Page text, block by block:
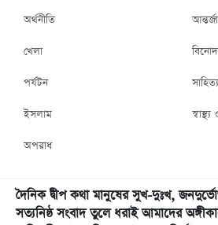
অর্থনীতি
খেলা
পর্যটন
ইসলাম
অপরাধ
দৈনিক দ্বীপ কথা মানুষের সুখ-দুঃখ,
সত্যনিষ্ঠ সংবাদ তুলে ধরাই আমাদের